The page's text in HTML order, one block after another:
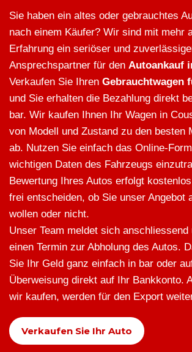
Sie haben ein altes oder gebrauchtes
nach einem Käufer? Wir sind mit mehr
Erfahrung ein seriöser und
Ansprechspartner für den Autoankauf
Verkaufen Sie Ihren Gebrauchtwagen
und Sie erhalten die Bezahlung direkt
bar. Wir kaufen Ihnen Ihr Wagen in
von Modell und Zustand zu den besten
ab. Nutzen Sie einfach das Online-
wichtigen Daten des Fahrzeugs
Bewertung Ihres Autos erfolgt
frei entscheiden, ob Sie unser Angebot
wollen oder nicht.
Unser Team meldet sich anschliessend
einen Termin zur Abholung des Autos.
Sie Ihr Geld ganz einfach in bar oder
Überweisung direkt auf Ihr Bankkonto.
wir kaufen, werden für den Export
Verkaufen Sie Ihr Auto